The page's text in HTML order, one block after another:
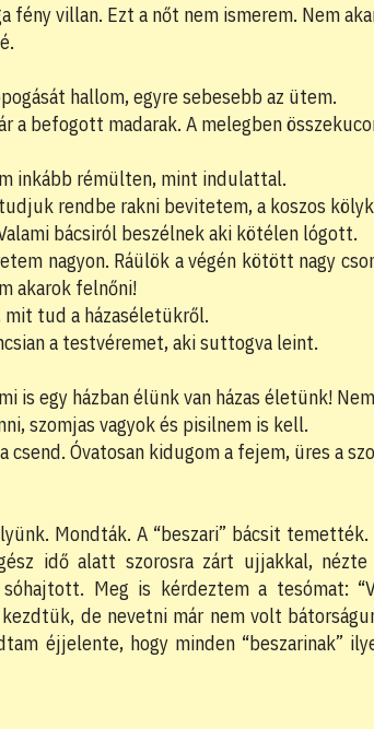
villan. Ezt a nőt nem ismerem. Nem
hallom, egyre sebesebb az ütem.
a befogott madarak. A melegben
inkább rémülten, mint indulattal.
rendbe rakni bevitetem, a koszos
bácsiról beszélnek aki kötélen lógott.
nagyon. Ráülök a végén kötött nagy
akarok felnőni!
mit tud a házaséletükről.
a testvéremet, aki suttogva leint.
is egy házban élünk van házas életünk!
szomjas vagyok és pisilnem is kell.
Óvatosan kidugom a fejem, üres a
Mondták. A “beszari” bácsit temették.
idő alatt szorosra zárt ujjakkal,
Meg is kérdeztem a tesómat:
de nevetni már nem volt
éjjelente, hogy minden “beszarinak”